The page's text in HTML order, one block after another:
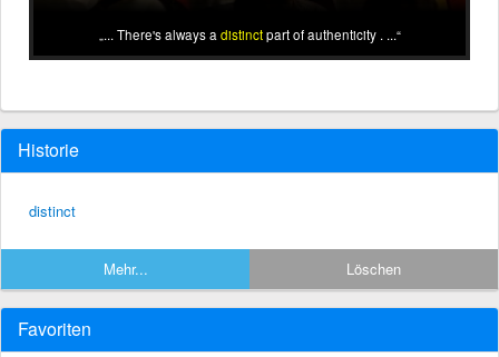
... There's always a distinctpart of authenticity . ...
Historie
distinct
Mehr... Löschen
Favoriten